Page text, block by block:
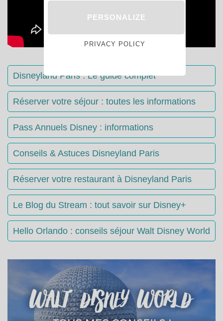
Disneyland Paris : Le guide complet
Réserver votre séjour : toutes les informations
Pass Annuels Disney : informations
Conseils & Astuces Disneyland Paris
Réserver votre restaurant à Disneyland Paris
Le Blog du Stream : tout savoir sur Disney+
Hello Orlando : conseils séjour Walt Disney World
PERSONALIZE
PRIVACY POLICY